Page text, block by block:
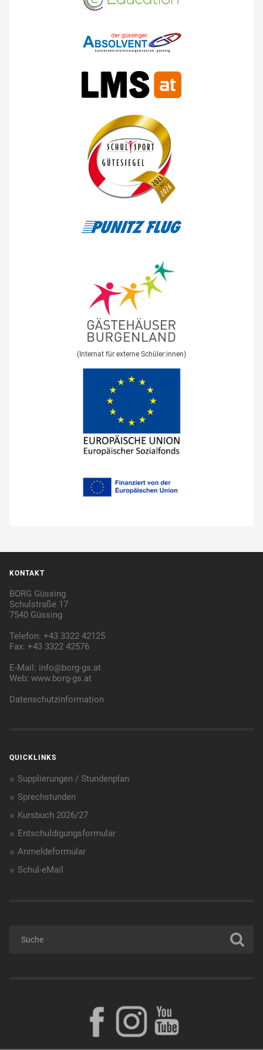
(Internat für externe Schüler:innen)
KONTAKT
BORG Güssing
Schulstraße 17
7540 Güssing
Telefon: +43 3322 42125
Fax: +43 3322 42576
E-Mail: info@borg-gs.at
Web:www.borg-gs.at
Datenschutzinformation
QUICKLINKS
Supplierungen / Stundenplan
Sprechstunden
Kursbuch 2026/27
Entschuldigungsformular
Anmeldeformular
Schul-eMail